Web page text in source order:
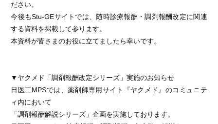
ださい。
今後もStu-GEサイトでは、随時診療報酬・調剤報酬改定に関連
する資料を掲載して参ります。
本資料が皆さまのお役に立てましたら幸いです。
▼ヤクメド「調剤報酬改定シリーズ」実施のお知らせ
日医工MPSでは、薬剤師専用サイト『ヤクメド』のコミュニテ
ィ内において
「調剤報酬解説シリーズ」企画を実施しております。